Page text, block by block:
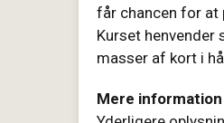
får chancen for at
Kurset henvender
masser af kort i
Mere information